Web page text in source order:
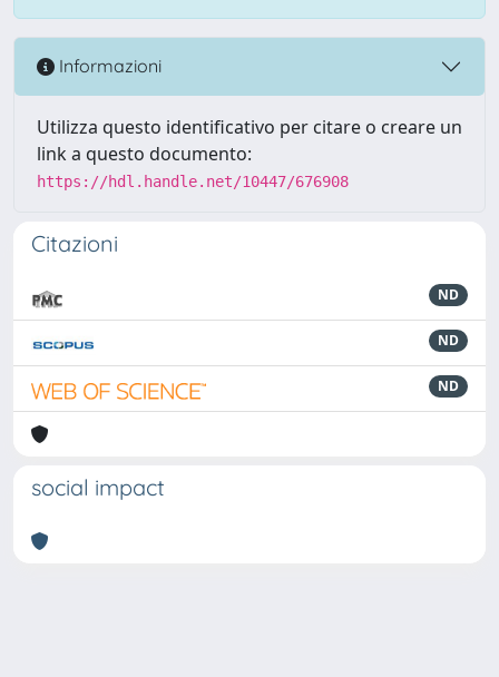
Informazioni
Utilizza questo identificativo per citare o creare un
link a questo documento:
https://hdl.handle.net/10447/676908
Citazioni
ND
ND
ND
social impact